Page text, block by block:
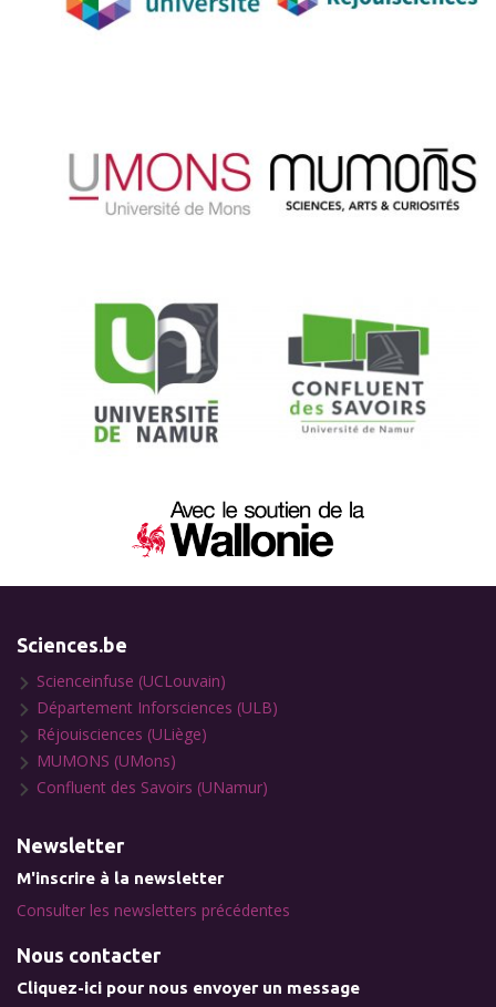
Sciences.be
Scienceinfuse (UCLouvain)
Département Inforsciences (ULB)
Réjouisciences (ULiège)
MUMONS (UMons)
Confluent des Savoirs (UNamur)
Newsletter
M'inscrire à la newsletter
Consulter les newsletters précédentes
Nous contacter
Cliquez-ici pour nous envoyer un message